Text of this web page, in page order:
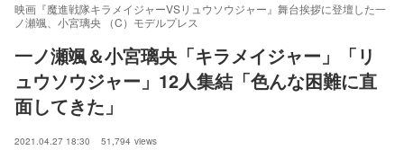
映画『魔進戦隊キラメイジャーVSリュウソウジャー』舞台挨拶に登壇した一
ノ瀬颯、小宮璃央 （C）モデルプレス
一ノ瀬颯＆小宮璃央「キラメイジャー」「リ
ュウソウジャー」12人集結「色んな困難に直
面してきた」
2021.04.27 18:30 51,794 views